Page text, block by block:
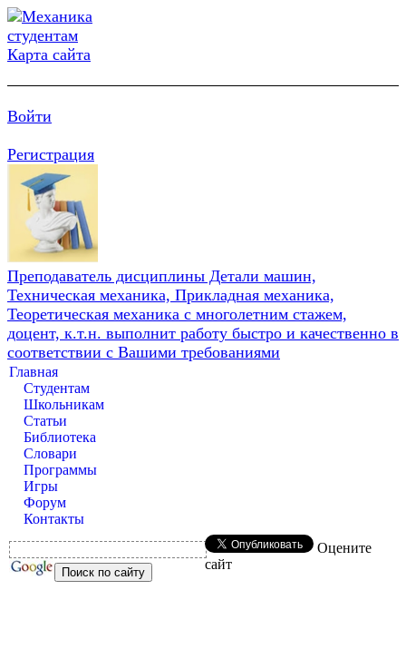
Карта сайта
Войти
Регистрация
Преподаватель дисциплины Детали машин,
Техническая механика, Прикладная механика,
Теоретическая механика с многолетним стажем,
доцент, к.т.н. выполнит работу быстро и качественно в
соответствии с Вашими требованиями
Главная
Студентам
Школьникам
Статьи
Библиотека
Словари
Программы
Игры
Форум
Контакты
Оцените
сайт